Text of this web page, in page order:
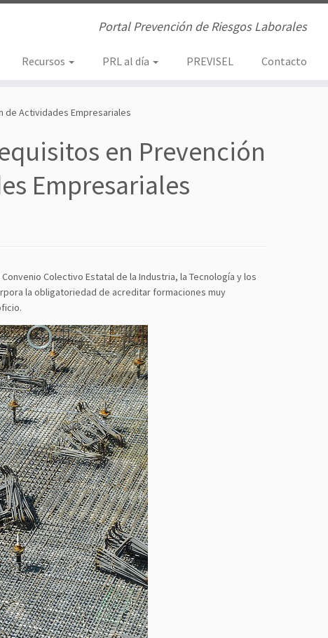
Portal Prevención de Riesgos Laborales
Recursos PRL al día PREVISEL Contacto
de Actividades Empresariales
en Prevención
Empresariales
Colectivo Estatal de la Industria, la Tecnología y los
la obligatoriedad de acreditar formaciones muy